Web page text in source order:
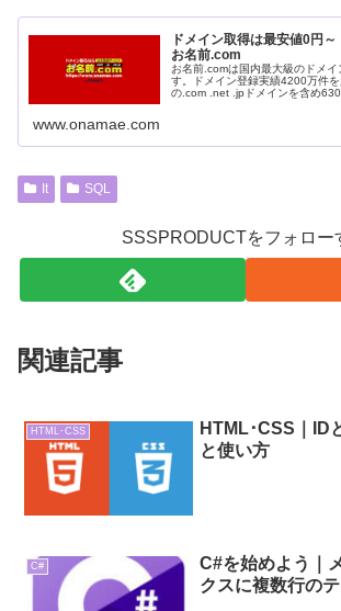
ドメイン取得は最安値0円
お名前.com
お名前.comは国内最大級のドメ
す。ドメイン登録実績4200万件
の.com .net .jpドメインを含め630
www.onamae.com
It SQL
SSSPRODUCTをフォロー
関連記事
HTML･CSS
HTML･CSS｜ID
と使い方
C#
C#を始めよう｜
クスに複数行の